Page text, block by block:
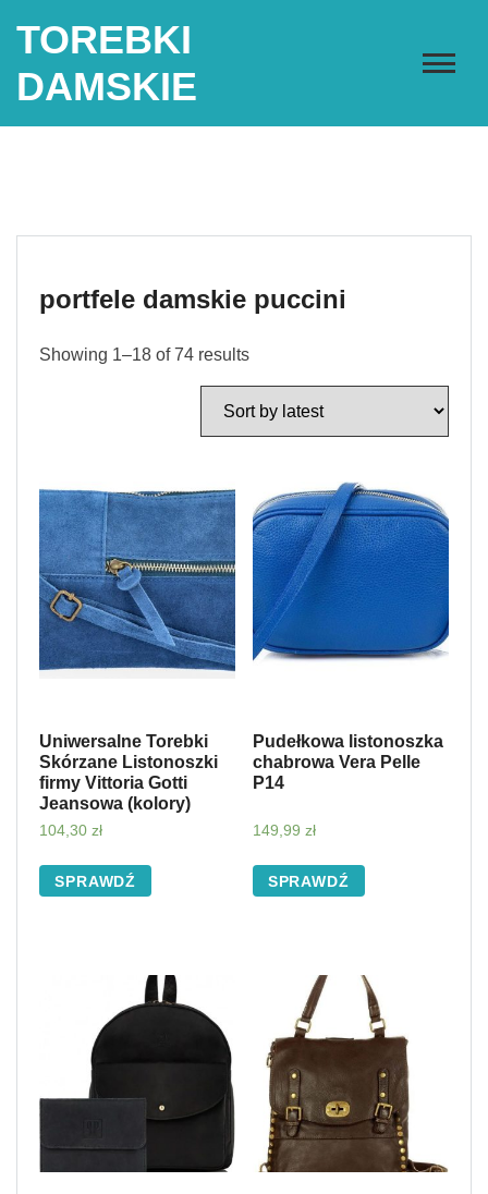
TOREBKI
DAMSKIE
portfele damskie puccini
Showing 1–18 of 74 results
Uniwersalne Torebki
Skórzane Listonoszki
firmy Vittoria Gotti
Jeansowa (kolory)
104,30 zł
SPRAWDŹ
Pudełkowa listonoszka
chabrowa Vera Pelle
P14
149,99 zł
SPRAWDŹ